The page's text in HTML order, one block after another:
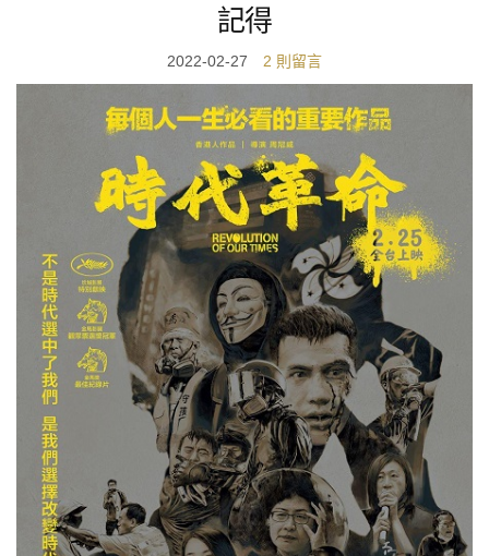
記得
2022-02-27 2 則留言